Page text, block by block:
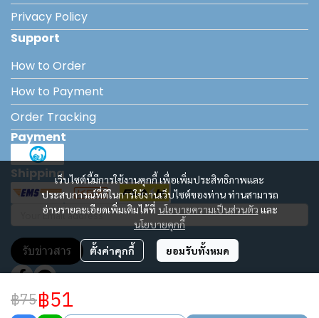
฿75฿51
เว็บไซต์นี้มีการใช้งานคุกกี้ เพื่อเพิ่มประสิทธิภาพและ
ประสบการณ์ที่ดีในการใช้งานเว็บไซต์ของท่าน ท่านสามารถ
อ่านรายละเอียดเพิ่มเติมได้ที่ นโยบายความเป็นส่วนตัว และ
นโยบายคุกกี้
ตั้งค่าคุกกี้ ยอมรับทั้งหมด
Privacy Policy
Support
How to Order
How to Payment
Order Tracking
Payment
Shipping
รับข่าวสาร